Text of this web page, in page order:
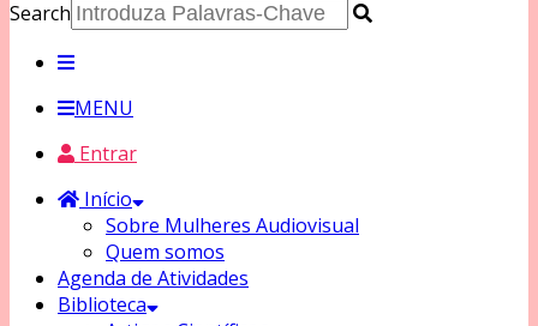
Search
MENU
Entrar
Início
Sobre Mulheres Audiovisual
Quem somos
Agenda de Atividades
Biblioteca